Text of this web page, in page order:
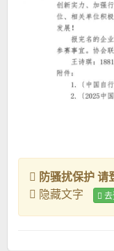
防骚扰保护 请
隐藏文字